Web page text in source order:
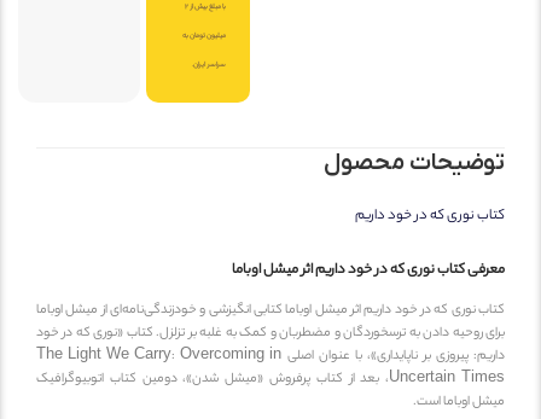
با مبلغ بیش از 2
میلیون تومان به
توضیحات محصول
کتاب نوری که در خود داریم
معرفی کتاب نوری که در خود داریم اثر میشل اوباما
کتاب نوری که در خود داریم اثر میشل اوباما کتابی انگیزشی و خودزندگی‌نامه‌ای از میشل اوباما
برای روحیه دادن به ترسخوردگان و مضطربان و کمک به غلبه بر تزلزل. کتاب «نوری که در خود
داریم: پیروزی بر ناپایداری»، با عنوان اصلی The Light We Carry: Overcoming in
Uncertain Times، بعد از کتاب پرفروش «میشل شدن»، دومین کتاب اتوبیوگرافیک
میشل اوباما است.